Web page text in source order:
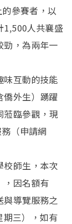
參賽者，以
1,500人共襄盛
勁，為兩年一
味互動的技能
僑外生）踴躍
蒞臨參觀，現
（申請網
校師生，本次
，因名額有
導覽服務之
期三），如有